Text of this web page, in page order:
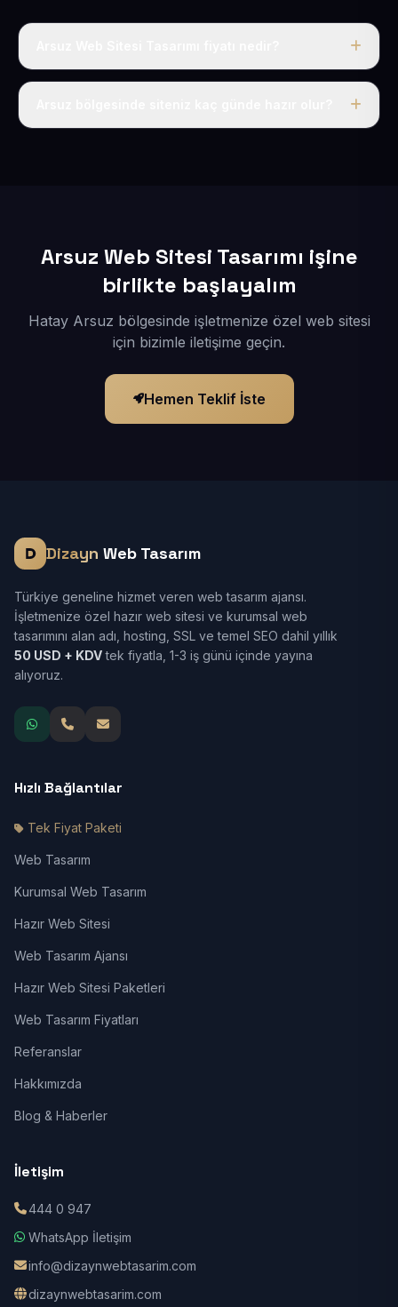
Tek fiyat uygulanır: yıllık 50 USD + KDV. Bu bedele alan
Arsuz Web Sitesi Tasarımı işine
birlikte başlayalım
Hatay Arsuz bölgesinde işletmenize özel web sitesi
için bizimle iletişime geçin.
Hemen Teklif İste
Dizayn Web Tasarım
Türkiye geneline hizmet veren web tasarım ajansı.
İşletmenize özel hazır web sitesi ve kurumsal web
tasarımını alan adı, hosting, SSL ve temel SEO dahil yıllık
50 USD + KDVtek fiyatla, 1-3 iş günü içinde yayına
alıyoruz.
Hızlı Bağlantılar
Tek Fiyat Paketi
Web Tasarım
Kurumsal Web Tasarım
Hazır Web Sitesi
Web Tasarım Ajansı
Hazır Web Sitesi Paketleri
Web Tasarım Fiyatları
Referanslar
Hakkımızda
Blog & Haberler
İletişim
444 0 947
WhatsApp İletişim
info@dizaynwebtasarim.com
dizaynwebtasarim.com